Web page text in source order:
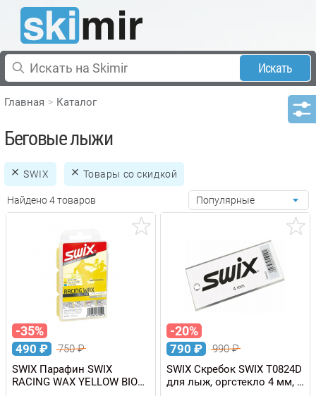
Искать
Главная Каталог
Беговые лыжи
SWIX Товары со скидкой
Найдено 4 товаров Популярные
-35%
490 ₽ 750₽
SWIX Парафин SWIX
RACING WAX YELLOW BIO
-20%
790 ₽ 990₽
SWIX Скребок SWIX T0824D
для лыж, оргстекло 4 мм, в